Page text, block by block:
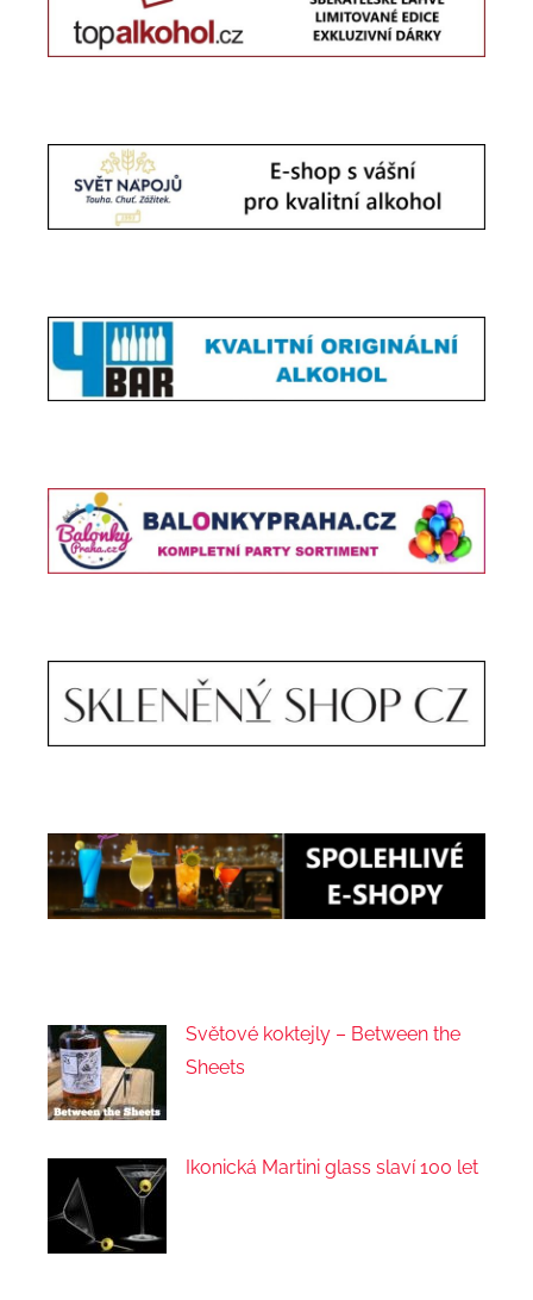
Světové koktejly – Between the
Sheets
Ikonická Martini glass slaví 100 let